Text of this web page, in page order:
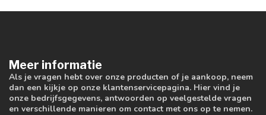
Meer informatie
Als je vragen hebt over onze producten of je aankoop, neem
dan een kijkje op onze klantenservicepagina. Hier vind je
onze bedrijfsgegevens, antwoorden op veelgestelde vragen
en verschillende manieren om contact met ons op te nemen.